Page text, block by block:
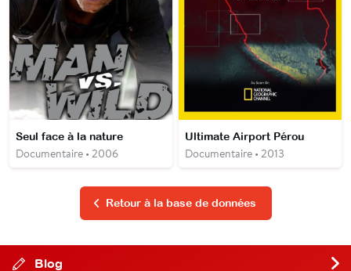
Seul face à la nature
Documentaire • 2006
Ultimate Airport Pérou
Documentaire • 2013
Retour à la base de données
Blog